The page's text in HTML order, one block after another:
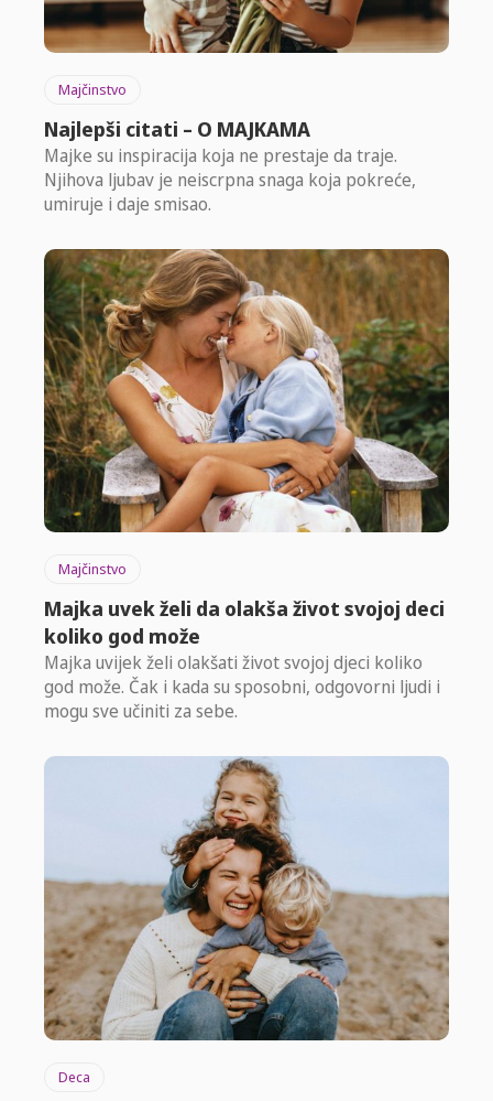
Majčinstvo
Najlepši citati – O MAJKAMA
Majke su inspiracija koja ne prestaje da traje.
Njihova ljubav je neiscrpna snaga koja pokreće,
umiruje i daje smisao.
Majčinstvo
Majka uvek želi da olakša život svojoj deci
koliko god može
Majka uvijek želi olakšati život svojoj djeci koliko
god može. Čak i kada su sposobni, odgovorni ljudi i
mogu sve učiniti za sebe.⁣
Deca